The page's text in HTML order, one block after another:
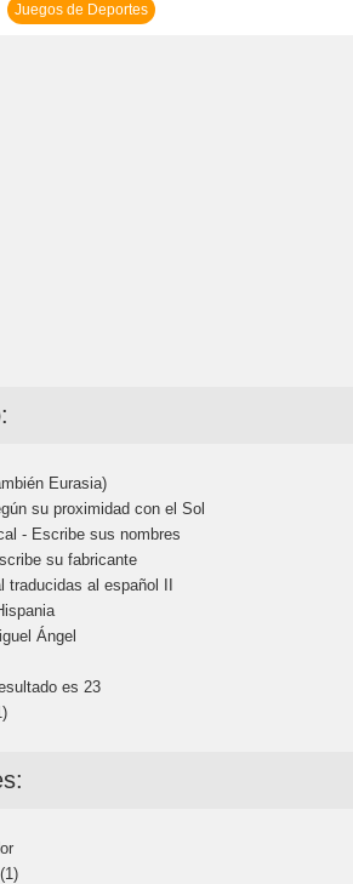
Juegos de Deportes
Eurasia)
su proximidad con el Sol
- Escribe sus nombres
su fabricante
al español II
Ángel
es 23